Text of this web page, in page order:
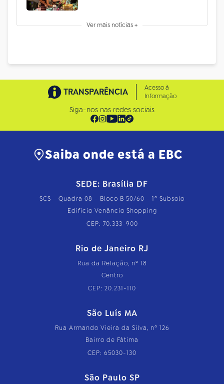
Ver mais notícias +
TRANSPARÊNCIA
Acesso à
Informação
Siga-nos nas redes sociais
Saiba onde está a EBC
SEDE: Brasília DF
SCS - Quadra 08 - Bloco B 50/60 - 1º Subsolo
Edifício Venâncio Shopping
CEP: 70.333-900
Rio de Janeiro RJ
Rua da Relação, nº 18
Centro
CEP: 20.231-110
São Luís MA
Rua Armando Vieira da Silva, nº 126
Bairro de Fátima
CEP: 65030-130
São Paulo SP